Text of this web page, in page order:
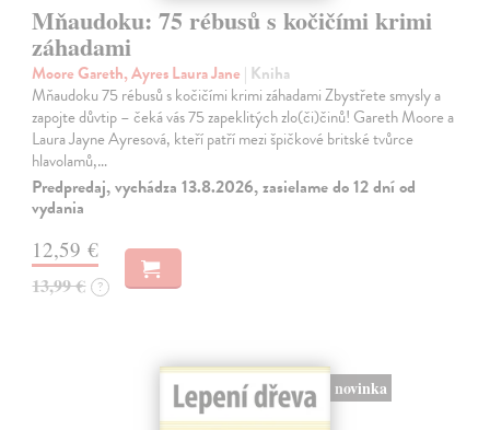
Mňaudoku: 75 rébusů s kočičími krimi
záhadami
Moore Gareth, Ayres Laura Jane | Kniha
Mňaudoku 75 rébusů s kočičími krimi záhadami Zbystřete smysly a
zapojte důvtip – čeká vás 75 zapeklitých zlo(či)činů! Gareth Moore a
Laura Jayne Ayresová, kteří patří mezi špičkové britské tvůrce
hlavolamů,…
Predpredaj, vychádza 13.8.2026, zasielame do 12 dní od
vydania
12,59 €
13,99 € ?
novinka